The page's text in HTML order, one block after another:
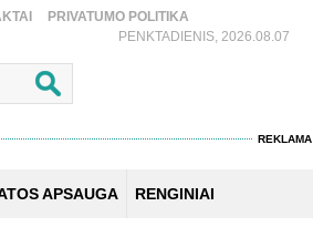
PRIVATUMO POLITIKA
PENKTADIENIS, 2026.08.07
REKLAMA
APSAUGA RENGINIAI